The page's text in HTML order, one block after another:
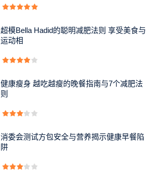
超模Bella Hadid的聪明减肥法则 享受美食与
运动相
健康瘦身 越吃越瘦的晚餐指南与7个减肥法
则
消委会测试方包安全与营养揭示健康早餐陷
阱